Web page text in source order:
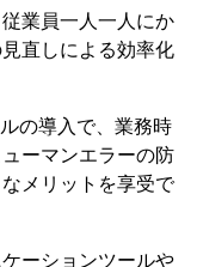
業員一人一人にか
直しによる効率化
の導入で、業務時
ーマンエラーの防
メリットを享受で
ーションツールや